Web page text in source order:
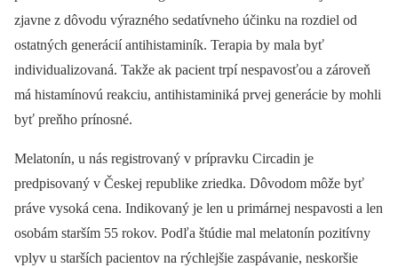
zjavne z dôvodu výrazného sedatívneho účinku na rozdiel od
ostatných generácií antihistaminík. Terapia by mala byť
individualizovaná. Takže ak pacient trpí nespavosťou a zároveň
má histamínovú reakciu, antihistaminiká prvej generácie by mohli
byť preňho prínosné.
Melatonín, u nás registrovaný v prípravku Circadin je
predpisovaný v Českej republike zriedka. Dôvodom môže byť
práve vysoká cena. Indikovaný je len u primárnej nespavosti a len
osobám starším 55 rokov. Podľa štúdie mal melatonín pozitívny
vplyv u starších pacientov na rýchlejšie zaspávanie, neskoršie